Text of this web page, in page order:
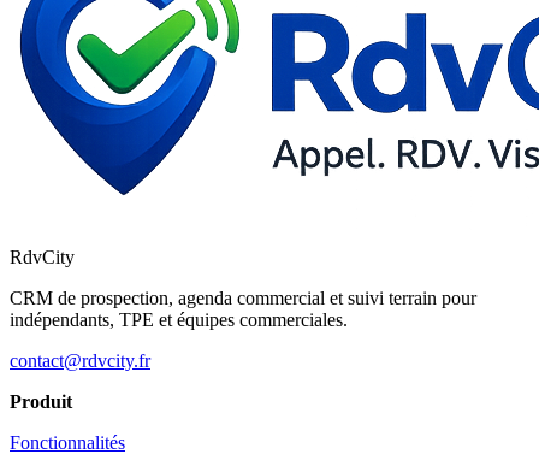
RdvCity
CRM de prospection, agenda commercial et suivi terrain pour
indépendants, TPE et équipes commerciales.
contact@rdvcity.fr
Produit
Fonctionnalités